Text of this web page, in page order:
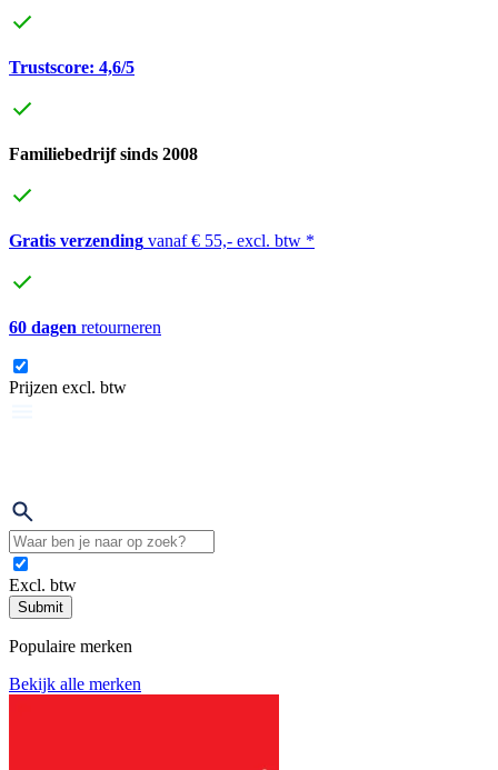
Trustscore: 4,6/5
Familiebedrijf sinds 2008
Gratis verzending vanaf € 55,- excl. btw *
60 dagen retourneren
Prijzen excl. btw
Excl. btw
Submit
Populaire merken
Bekijk alle merken